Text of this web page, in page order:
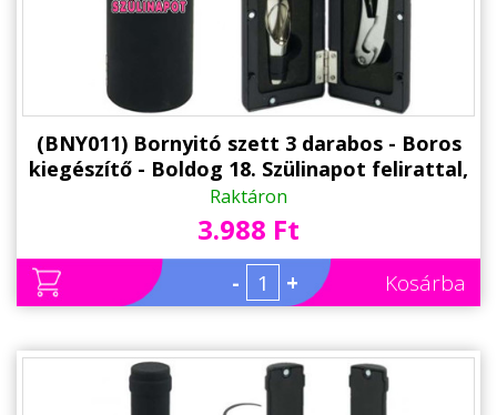
(BNY011) Bornyitó szett 3 darabos - Boros
kiegészítő - Boldog 18. Szülinapot felirattal,
masnis - Ajándék 18. Szülinapra
Raktáron
3.988 Ft
- + Kosárba